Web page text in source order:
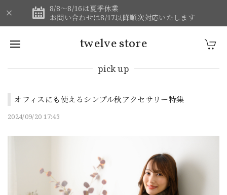
8/8～8/16は夏季休業
お問い合わせは8/17以降順次対応いたします
twelve store
pick up
オフィスにも使えるシンプル秋アクセサリー特集
2024/09/20 17:43